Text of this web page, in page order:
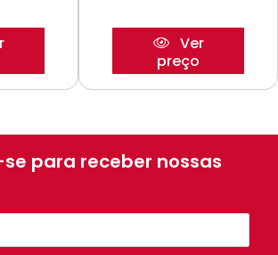
Ver
preço
para receber nossas